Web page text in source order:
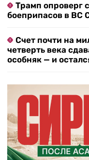
Трамп опроверг
боеприпасов в ВС
Счет почти на
четверть века
особняк — и